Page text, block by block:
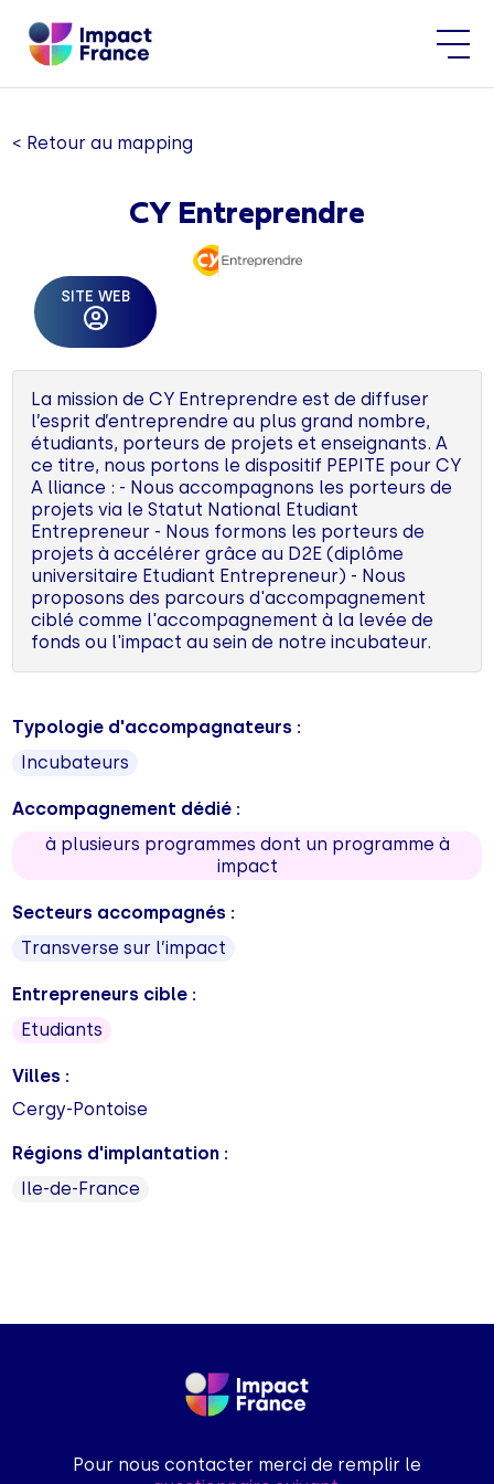
< Retour au mapping
CY Entreprendre
SITE WEB
La mission de CY Entreprendre est de diffuser
l’esprit d’entreprendre au plus grand nombre,
étudiants, porteurs de projets et enseignants. A
ce titre, nous portons le dispositif PEPITE pour CY
A lliance : - Nous accompagnons les porteurs de
projets via le Statut National Etudiant
Entrepreneur - Nous formons les porteurs de
projets à accélérer grâce au D2E (diplôme
universitaire Etudiant Entrepreneur) - Nous
proposons des parcours d'accompagnement
ciblé comme l'accompagnement à la levée de
fonds ou l'impact au sein de notre incubateur.
Typologie d'accompagnateurs :
Incubateurs
Accompagnement dédié :
à plusieurs programmes dont un programme à
impact
Secteurs accompagnés :
Transverse sur l’impact
Entrepreneurs cible :
Etudiants
Villes :
Cergy-Pontoise
Régions d'implantation :
Ile-de-France
Pour nous contacter merci de remplir le